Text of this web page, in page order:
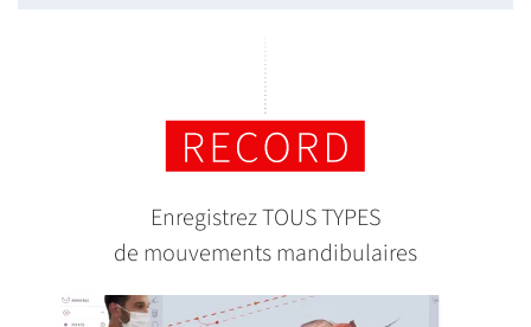
Enregistrez TOUS TYPES
de mouvements mandibulaires